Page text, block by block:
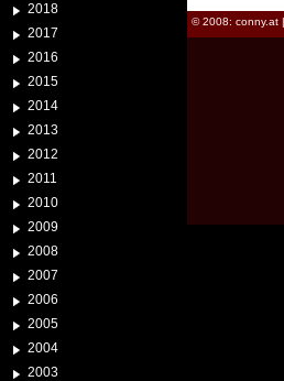
2018
2017
2016
2015
2014
2013
2012
2011
2010
2009
2008
2007
2006
2005
2004
2003
© 2008: conny.at |